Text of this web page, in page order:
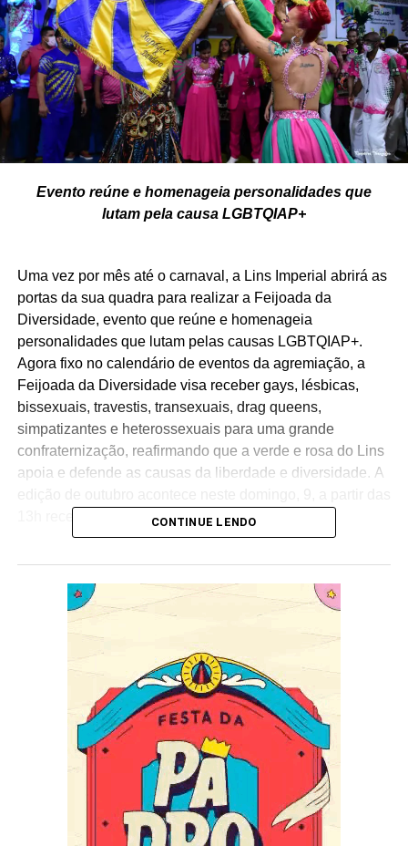
Evento reúne e homenageia personalidades que
lutam pela causa LGBTQIAP+
Uma vez por mês até o carnaval, a Lins Imperial abrirá as
portas da sua quadra para realizar a Feijoada da
Diversidade, evento que reúne e homenageia
personalidades que lutam pelas causas LGBTQIAP+.
Agora fixo no calendário de eventos da agremiação, a
Feijoada da Diversidade visa receber gays, lésbicas,
bissexuais, travestis, transexuais, drag queens,
simpatizantes e heterossexuais para uma grande
confraternização, reafirmando que a verde e rosa do Lins
apoia e defende as causas da liberdade e diversidade. A
13h recebendo a Paraíso do Tuiuti.
movimentos LGBTQIAP+. A homenagem criada pelo
Departamento Cultural da agremiação se inspira no
personagem do enredo 2023: João Francisco dos Santos,
o Madame Satã. Nordestino, preto e homossexual que dá
nome ao Prêmio Madame Satã. Neste domingo serão
homenageados: Pedro Figueiredo e Erick Rianelli,
jornalistas da TV Globo; Bruna Benevides, militar da
Marinha; Leonardo Antan, historiador da arte; Natalia
Stoco, poeta e compositora; Wescla Vasconcelos,
pedagoga, atriz e assessora parlamentar; Céu
Cavalcanti, presidente do Conselho Regional de
Psicologia do Rio de Janeiro, Samile Cunha, artista,
CONTINUE LENDO